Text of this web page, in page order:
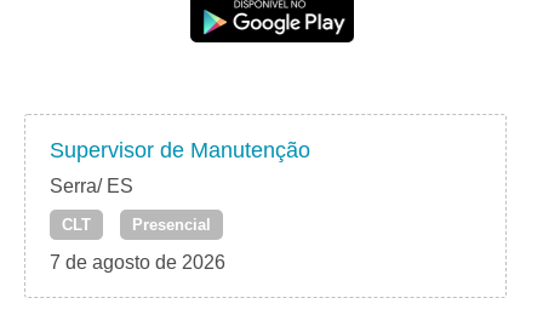
Supervisor de Manutenção
Serra/ ES
CLT Presencial
7 de agosto de 2026